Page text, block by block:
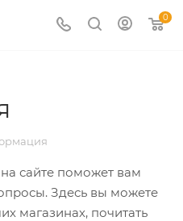
0
сайте поможет вам
Здесь вы можете
магазинах, почитать